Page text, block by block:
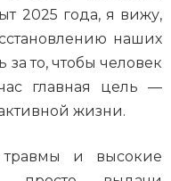
2025 года, я вижу,
наших
то, чтобы человек
главная цель —
жизни.
и высокие